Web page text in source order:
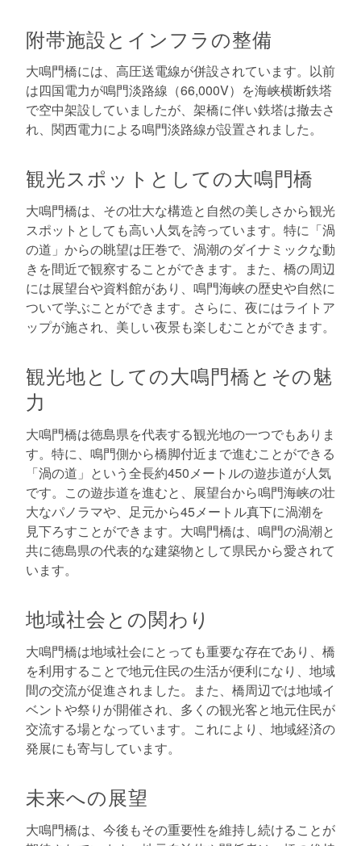
附帯施設とインフラの整備
大鳴門橋には、高圧送電線が併設されています。以前
は四国電力が鳴門淡路線（66,000V）を海峡横断鉄塔
で空中架設していましたが、架橋に伴い鉄塔は撤去さ
れ、関西電力による鳴門淡路線が設置されました。
観光スポットとしての大鳴門橋
大鳴門橋は、その壮大な構造と自然の美しさから観光
スポットとしても高い人気を誇っています。特に「渦
の道」からの眺望は圧巻で、渦潮のダイナミックな動
きを間近で観察することができます。また、橋の周辺
には展望台や資料館があり、鳴門海峡の歴史や自然に
ついて学ぶことができます。さらに、夜にはライトア
ップが施され、美しい夜景も楽しむことができます。
観光地としての大鳴門橋とその魅
力
大鳴門橋は徳島県を代表する観光地の一つでもありま
す。特に、鳴門側から橋脚付近まで進むことができる
「渦の道」という全長約450メートルの遊歩道が人気
です。この遊歩道を進むと、展望台から鳴門海峡の壮
大なパノラマや、足元から45メートル真下に渦潮を
見下ろすことができます。大鳴門橋は、鳴門の渦潮と
共に徳島県の代表的な建築物として県民から愛されて
います。
地域社会との関わり
大鳴門橋は地域社会にとっても重要な存在であり、橋
を利用することで地元住民の生活が便利になり、地域
間の交流が促進されました。また、橋周辺では地域イ
ベントや祭りが開催され、多くの観光客と地元住民が
交流する場となっています。これにより、地域経済の
発展にも寄与しています。
未来への展望
大鳴門橋は、今後もその重要性を維持し続けることが